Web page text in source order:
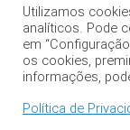
Política de
Termos e
Listagem das
Proteção de
Utilizamos
analíticos. Pode
em
os cookies,
informações,
Política de